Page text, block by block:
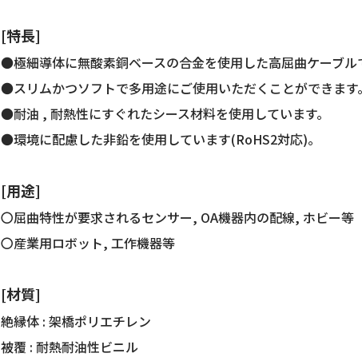
[特長]
●極細導体に無酸素銅ベースの合金を使用した高屈曲ケーブル
●スリムかつソフトで多用途にご使用いただくことができます。
●耐油 , 耐熱性にすぐれたシース材料を使用しています。
●環境に配慮した非鉛を使用しています(RoHS2対応)。
[用途]
〇屈曲特性が要求されるセンサー, OA機器内の配線, ホビー等
〇産業用ロボット, 工作機器等
[材質]
絶縁体 : 架橋ポリエチレン
被覆 : 耐熱耐油性ビニル